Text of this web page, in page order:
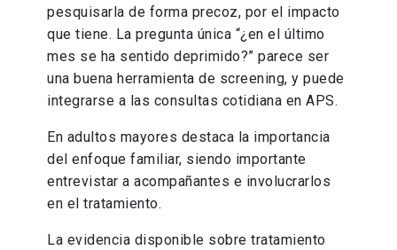
pesquisarla de forma precoz, por el impacto
que tiene. La pregunta única “¿en el último
mes se ha sentido deprimido?” parece ser
una buena herramienta de screening, y puede
integrarse a las consultas cotidiana en APS.
En adultos mayores destaca la importancia
del enfoque familiar, siendo importante
entrevistar a acompañantes e involucrarlos
en el tratamiento.
La evidencia disponible sobre tratamiento